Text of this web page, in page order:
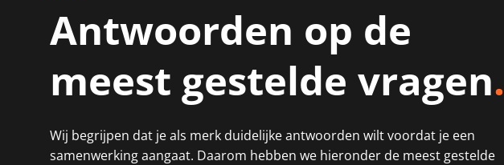
Antwoorden op de
meest gestelde vragen.
Wij begrijpen dat je als merk duidelijke antwoorden wilt voordat je een
samenwerking aangaat. Daarom hebben we hieronder de meest gestelde